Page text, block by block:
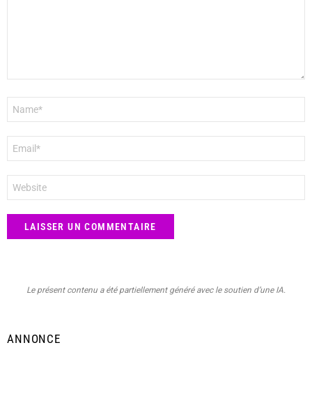
mail
*
web
Le présent contenu a été partiellement généré avec le soutien d’une IA.
ANNONCE